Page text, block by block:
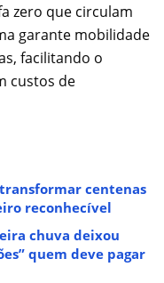
zero que circulam
garante mobilidade
facilitando o
custos de
centenas
reconhecível
chuva deixou
quem deve pagar